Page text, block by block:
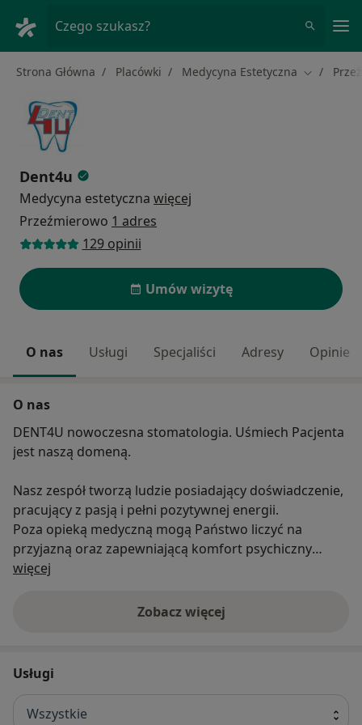
Czego szukasz?
Strona Główna Placówki Medycyna Estetyczna Zmień
Dent4u
Medycyna estetyczna więcej
Przeźmierowo 1 adres
129 opinii
Umów wizytę
O nas Usługi Specjaliści Adresy Opinie
O nas
DENT4U nowoczesna stomatologia. Uśmiech Pacjenta
jest naszą domeną.
Nasz zespół tworzą ludzie posiadający doświadczenie,
pracujący z pasją i pełni pozytywnej energii.
Poza opieką medyczną mogą Państwo liczyć na
przyjazną oraz zapewniającą komfort psychiczny
atmosferę.
- krótkie terminy wizyt
- miła atmosfera
- możliwość rozłożenia leczenia na raty
- ciągłe podnoszenie kwalifikacji
więcej
Zobacz więcej
Usługi
Wszystkie